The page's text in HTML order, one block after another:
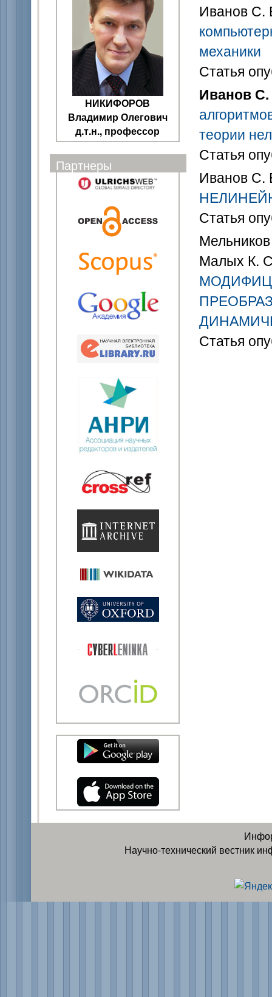
НИКИФОРОВ
Владимир Олегович
д.т.н., профессор
Партнеры
Иванов С.
механики
Статья
Иванов
теории
Статья
Иванов С.
Статья
Малых К.
Статья
Научно-технический вестник